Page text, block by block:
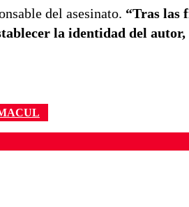
del asesinato. “Tras las
la identidad del autor,